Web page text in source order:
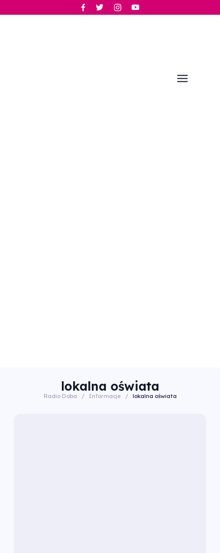
lokalna oświata
Radio Doba / Informacje / lokalna oświata